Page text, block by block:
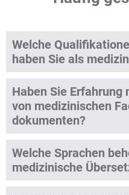
Welche
haben Sie als
Haben Sie Erfahrung
von medizinischen
dokumenten?
Welche Sprachen
medizinische